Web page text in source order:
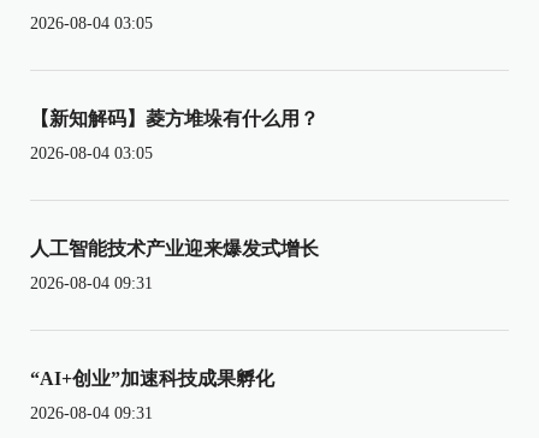
2026-08-04 03:05
【新知解码】菱方堆垛有什么用？
2026-08-04 03:05
人工智能技术产业迎来爆发式增长
2026-08-04 09:31
“AI+创业”加速科技成果孵化
2026-08-04 09:31